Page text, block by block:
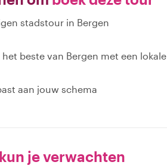
stadstour in Bergen
beste van Bergen met een lokale
aan jouw schema
kun je verwachten